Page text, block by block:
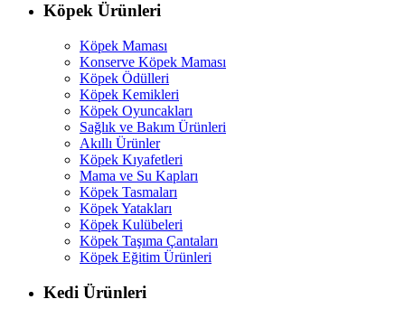
Köpek Ürünleri
Köpek Maması
Konserve Köpek Maması
Köpek Ödülleri
Köpek Kemikleri
Köpek Oyuncakları
Sağlık ve Bakım Ürünleri
Akıllı Ürünler
Köpek Kıyafetleri
Mama ve Su Kapları
Köpek Tasmaları
Köpek Yatakları
Köpek Kulübeleri
Köpek Taşıma Çantaları
Köpek Eğitim Ürünleri
Kedi Ürünleri